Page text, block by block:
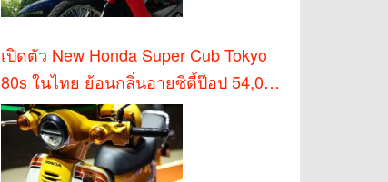
เปิดตัว New Honda Super Cub Tokyo
80s ในไทย ย้อนกลิ่นอายซิตี้ป๊อป 54,000
บาท